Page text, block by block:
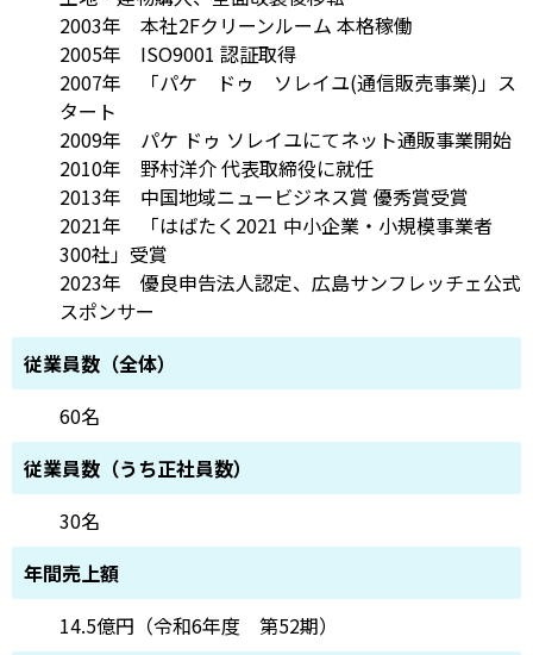
2003年 本社2Fクリーンルーム 本格稼働
2005年 ISO9001 認証取得
2007年 「パケ ドゥ ソレイユ(通信販売事業)」ス
タート
2009年 パケ ドゥ ソレイユにてネット通販事業開始
2010年 野村洋介 代表取締役に就任
2013年 中国地域ニュービジネス賞 優秀賞受賞
2021年 「はばたく2021 中小企業・小規模事業者
300社」受賞
2023年 優良申告法人認定、広島サンフレッチェ公式
スポンサー
従業員数（全体）
60名
従業員数（うち正社員数）
30名
年間売上額
14.5億円（令和6年度 第52期）